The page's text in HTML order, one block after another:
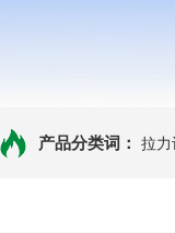
产品分类词： 拉力